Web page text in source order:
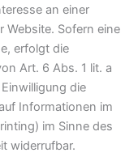
an einer
Website. Sofern eine
erfolgt die
Art. 6 Abs. 1 lit. a
die
Informationen im
im Sinne des
widerrufbar.